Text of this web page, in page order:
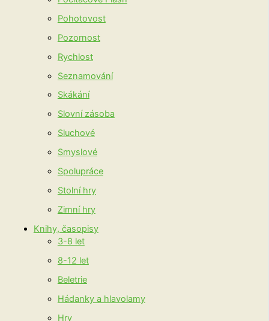
Pohotovost
Pozornost
Rychlost
Seznamování
Skákání
Slovní zásoba
Sluchové
Smyslové
Spolupráce
Stolní hry
Zimní hry
Knihy, časopisy
3-8 let
8-12 let
Beletrie
Hádanky a hlavolamy
Hry